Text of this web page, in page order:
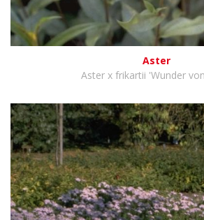
Aster
Aster x frikartii 'Wunder